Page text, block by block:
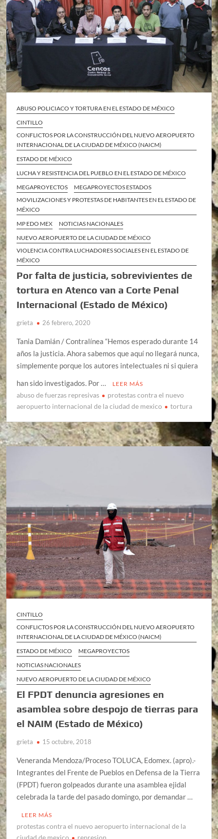
ABUSO POLICIACO Y TORTURA EN EL ESTADO DE MÉXICO
CINTILLO
CONFLICTOS POR LA CONSTRUCCIÓN DEL NUEVO AEROPUERTO
INTERNACIONAL DE LA CIUDAD DE MÉXICO (NAICM)
ESTADO DE MÉXICO
LUCHA Y RESISTENCIA DEL PUEBLO EN EL ESTADO DE MÉXICO
MEGAPROYECTOS
MEGAPROYECTOS ESTADOS
MOVILIZACIONES Y PROTESTAS DE HABITANTES EN EL ESTADO DE
MÉXICO
MP EDO MEX
NOTICIAS NACIONALES
NUEVO AEROPUERTO DE LA CIUDAD DE MÉXICO
VIOLENCIA CONTRA LUCHADORES SOCIALES EN EL ESTADO DE
MÉXICO
Por falta de justicia, sobrevivientes de
tortura en Atenco van a Corte Penal
Internacional (Estado de México)
grieta 26 febrero, 2020
Tania Damián / Contralínea “Hemos esperado durante 14
años la justicia. Ahora sabemos que aquí no llegará nunca,
simplemente porque los autores intelectuales ni si quiera
han sido investigados. Por …
LEER MÁS
abuso de fuerzas represivas
protestas contra el nuevo
aeropuerto internacional de la ciudad de mexico
tortura
CINTILLO
CONFLICTOS POR LA CONSTRUCCIÓN DEL NUEVO AEROPUERTO
INTERNACIONAL DE LA CIUDAD DE MÉXICO (NAICM)
ESTADO DE MÉXICO
MEGAPROYECTOS
NOTICIAS NACIONALES
NUEVO AEROPUERTO DE LA CIUDAD DE MÉXICO
El FPDT denuncia agresiones en
asamblea sobre despojo de tierras para
el NAIM (Estado de México)
grieta 15 octubre, 2018
Veneranda Mendoza/Proceso TOLUCA, Edomex. (apro).-
Integrantes del Frente de Pueblos en Defensa de la Tierra
(FPDT) fueron golpeados durante una asamblea ejidal
celebrada la tarde del pasado domingo, por demandar …
LEER MÁS
protestas contra el nuevo aeropuerto internacional de la
ciudad de mexico
represion